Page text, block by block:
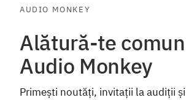
AUDIO MONKEY
Alătură-te
Audio Monkey
Primești noutăți, invitații la audiții